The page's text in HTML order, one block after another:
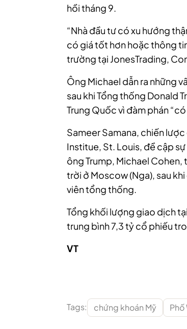
hồi tháng 9.
“Nhà đầu tư có xu hướng
có giá tốt hơn hoặc thông
trường tại JonesTrading,
Ông Michael dẫn ra những
sau khi Tổng thống Donald
Trung Quốc vì đàm phán
Sameer Samana, chiến
Institue, St. Louis, đề cập
ông Trump, Michael Cohen,
trời ở Moscow (Nga), sau
viên tổng thống.
Tổng khối lượng giao dịch
trung bình 7,3 tỷ cổ phiếu
VT
Tags: chứng khoán Mỹ